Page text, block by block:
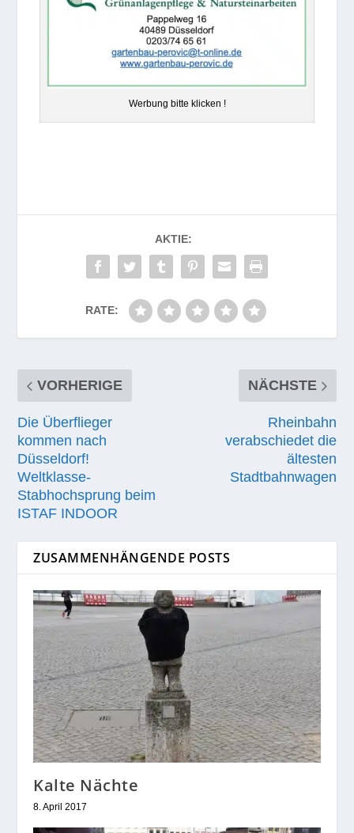
Wer­bung bitte klicken !
AKTIE:
RATE:
VORHERIGE
Die Überflieger
kommen nach
Düsseldorf!
Weltklasse-
Stabhochsprung beim
ISTAF INDOOR
NÄCHSTE
Rheinbahn
verabschiedet die
ältesten
Stadtbahnwagen
ZUSAMMENHÄNGENDE POSTS
Kalte Nächte
8. April 2017